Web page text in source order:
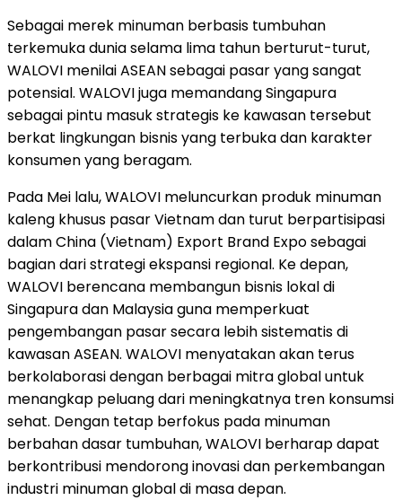
Sebagai merek minuman berbasis tumbuhan
terkemuka dunia selama lima tahun berturut-turut,
WALOVI menilai ASEAN sebagai pasar yang sangat
potensial. WALOVI juga memandang Singapura
sebagai pintu masuk strategis ke kawasan tersebut
berkat lingkungan bisnis yang terbuka dan karakter
konsumen yang beragam.
Pada Mei lalu, WALOVI meluncurkan produk minuman
kaleng khusus pasar Vietnam dan turut berpartisipasi
dalam China (Vietnam) Export Brand Expo sebagai
bagian dari strategi ekspansi regional. Ke depan,
WALOVI berencana membangun bisnis lokal di
Singapura dan Malaysia guna memperkuat
pengembangan pasar secara lebih sistematis di
kawasan ASEAN. WALOVI menyatakan akan terus
berkolaborasi dengan berbagai mitra global untuk
menangkap peluang dari meningkatnya tren konsumsi
sehat. Dengan tetap berfokus pada minuman
berbahan dasar tumbuhan, WALOVI berharap dapat
berkontribusi mendorong inovasi dan perkembangan
industri minuman global di masa depan.